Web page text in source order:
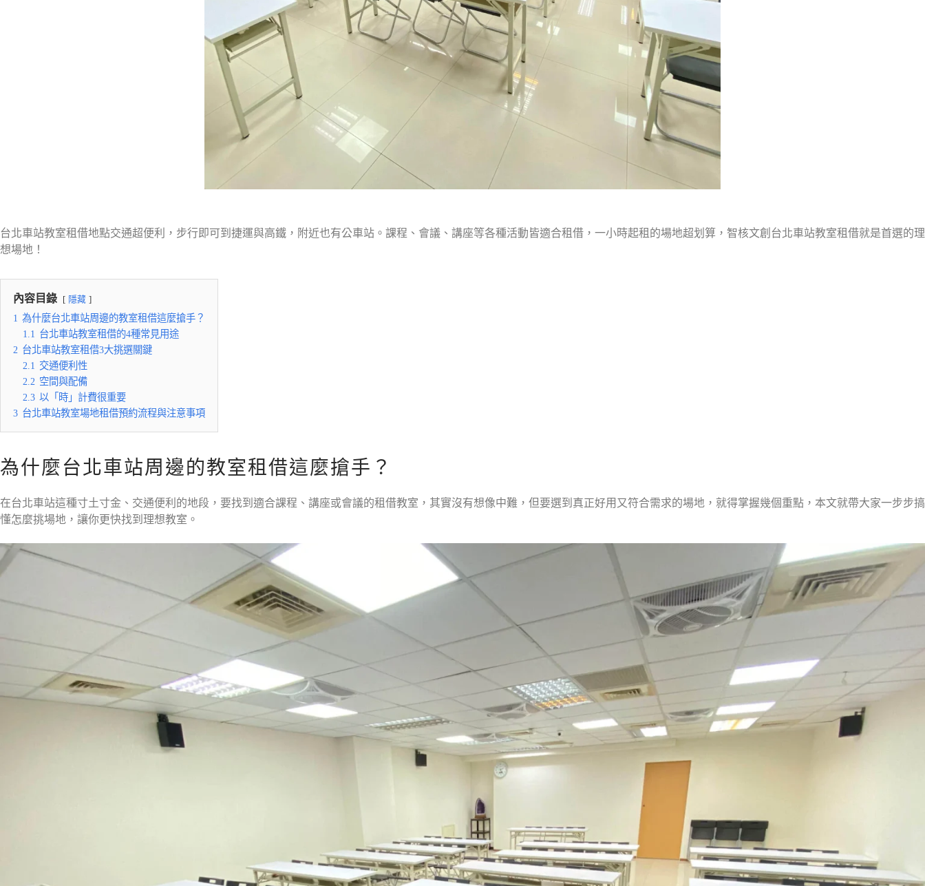
台北車站教室租借地點交通超便利，步行即可到捷運與高鐵，附近也有公車站。課程、會議、講座等各種活動皆適合租借，一小時起租的場地超划算，智核文創台北車站教室租借就是首選的理
想場地！
內容目錄 隱藏
1 為什麼台北車站周邊的教室租借這麼搶手？
1.1 台北車站教室租借的4種常見用途
2 台北車站教室租借3大挑選關鍵
2.1 交通便利性
2.2 空間與配備
2.3 以「時」計費很重要
3 台北車站教室場地租借預約流程與注意事項
為什麼台北車站周邊的教室租借這麼搶手？
在台北車站這種寸土寸金、交通便利的地段，要找到適合課程、講座或會議的租借教室，其實沒有想像中難，但要選到真正好用又符合需求的場地，就得掌握幾個重點，本文就帶大家一步步搞
懂怎麼挑場地，讓你更快找到理想教室。